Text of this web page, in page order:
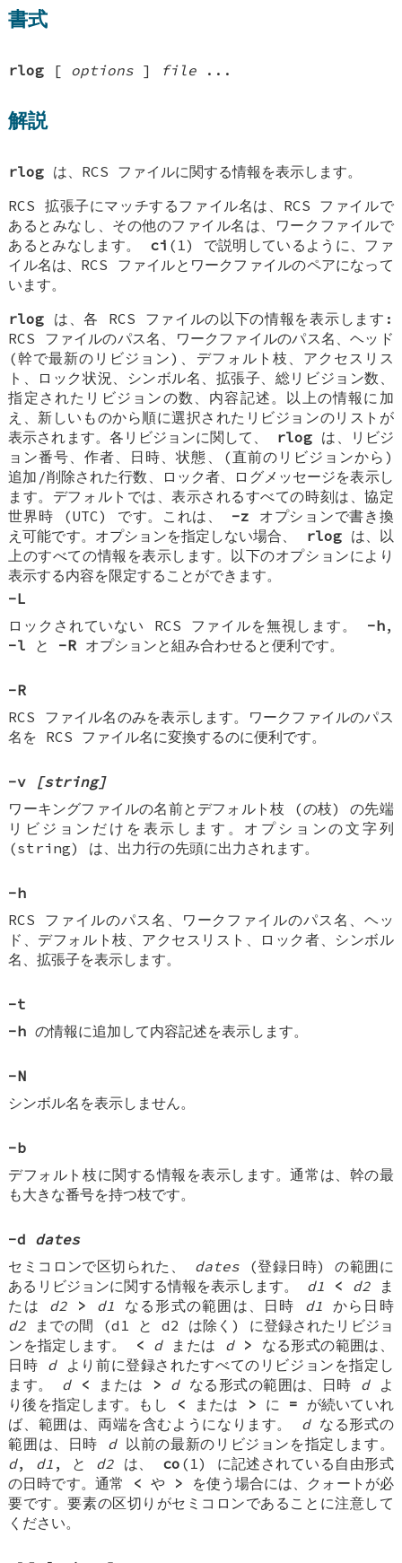
書式
rlog [ options ] file ...
解説
rlog は、RCS ファイルに関する情報を表示します。
RCS 拡張子にマッチするファイル名は、RCS ファイルで
あるとみなし、その他のファイル名は、ワークファイルで
あるとみなします。 ci (1) で説明しているように、ファ
イル名は、RCS ファイルとワークファイルのペアになって
います。
rlog は、各 RCS ファイルの以下の情報を表示します:
RCS ファイルのパス名、ワークファイルのパス名、ヘッド
(幹で最新のリビジョン)、デフォルト枝、アクセスリス
ト、ロック状況、シンボル名、拡張子、総リビジョン数、
指定されたリビジョンの数、内容記述。以上の情報に加
え、新しいものから順に選択されたリビジョンのリストが
表示されます。各リビジョンに関して、 rlog は、リビジ
ョン番号、作者、日時、状態、(直前のリビジョンから)
追加/削除された行数、ロック者、ログメッセージを表示し
ます。デフォルトでは、表示されるすべての時刻は、協定
世界時 (UTC) です。これは、 -z オプションで書き換
え可能です。オプションを指定しない場合、
rlogは、以
上のすべての情報を表示します。以下のオプションにより
表示する内容を限定することができます。
-L
ロックされていない RCS ファイルを無視します。 -h,
-l と -R オプションと組み合わせると便利です。
-R
RCS ファイル名のみを表示します。ワークファイルのパス
名を RCS ファイル名に変換するのに便利です。
-v
[string]
ワーキングファイルの名前とデフォルト枝 (の枝) の先端
リビジョンだけを表示します。オプションの文字列
(string) は、出力行の先頭に出力されます。
-h
RCS ファイルのパス名、ワークファイルのパス名、ヘッ
ド、デフォルト枝、アクセスリスト、ロック者、シンボル
名、拡張子を表示します。
-t
-h の情報に追加して内容記述を表示します。
-N
シンボル名を表示しません。
-b
デフォルト枝に関する情報を表示します。通常は、幹の最
も大きな番号を持つ枝です。
-d dates
セミコロンで区切られた、 dates(登録日時) の範囲に
あるリビジョンに関する情報を表示します。 d1 < d2ま
たは d2 > d1 なる形式の範囲は、日時 d1 から日時
d2 までの間 (d1 と d2 は除く) に登録されたリビジョ
ンを指定します。
< dまたは d > なる形式の範囲は、
日時 dより前に登録されたすべてのリビジョンを指定し
ます。 d < または > dなる形式の範囲は、日時 dよ
り後を指定します。もし
< または > に = が続いていれ
ば、範囲は、両端を含むようになります。 dなる形式の
範囲は、日時 d以前の最新のリビジョンを指定します。
d, d1 , と d2 は、 co (1) に記述されている自由形式
の日時です。通常
< や > を使う場合には、クォートが必
要です。要素の区切りがセミコロンであることに注意して
ください。